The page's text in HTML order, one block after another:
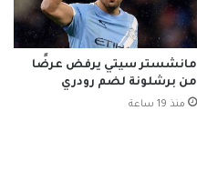
مانشستر سيتي يرفض عرضًا
من برشلونة لضم رودري
منذ 19 ساعة